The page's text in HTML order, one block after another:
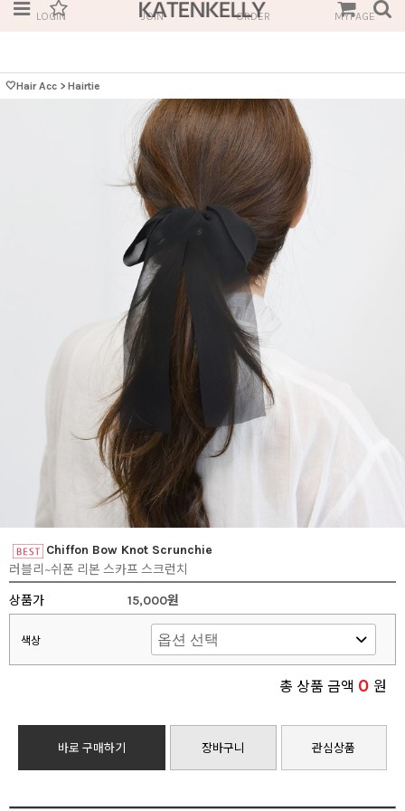
LOGIN JOIN ORDER MYPAGE
🤍Hair Acc > Hairtie
Chiffon Bow Knot Scrunchie
러블리~쉬폰 리본 스카프 스크런치
상품가
15,000원
색상
총 상품 금액 0 원
바로 구매하기 장바구니 관심상품